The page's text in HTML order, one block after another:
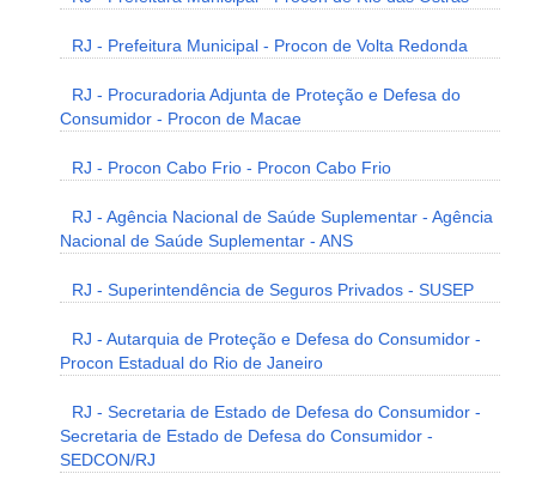
RJ - Prefeitura Municipal - Procon de Volta Redonda
RJ - Procuradoria Adjunta de Proteção e Defesa do
Consumidor - Procon de Macae
RJ - Procon Cabo Frio - Procon Cabo Frio
RJ - Agência Nacional de Saúde Suplementar - Agência
Nacional de Saúde Suplementar - ANS
RJ - Superintendência de Seguros Privados - SUSEP
RJ - Autarquia de Proteção e Defesa do Consumidor -
Procon Estadual do Rio de Janeiro
RJ - Secretaria de Estado de Defesa do Consumidor -
Secretaria de Estado de Defesa do Consumidor -
SEDCON/RJ